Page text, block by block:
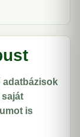
adatbázisok
is